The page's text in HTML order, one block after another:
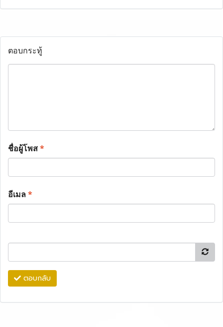
ตอบกระทู้
ชื่อผู้โพส*
อีเมล*
ตอบกลับ